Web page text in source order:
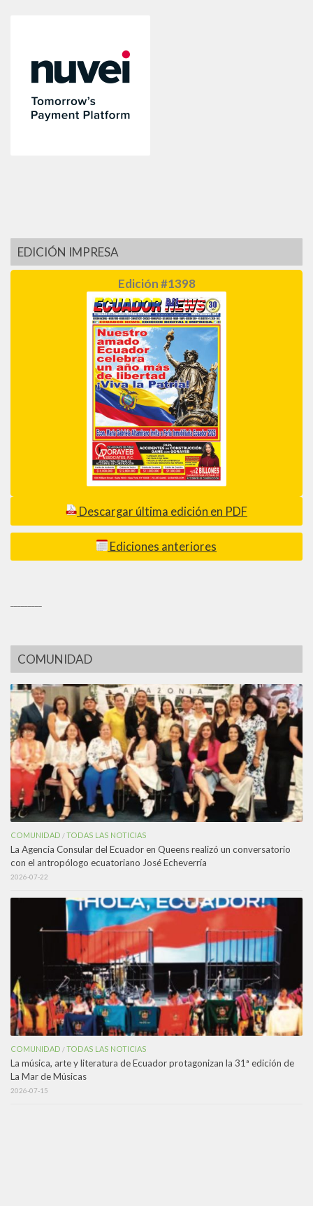
EDICIÓN IMPRESA
Edición #1398
Descargar última edición en PDF
Ediciones anteriores
COMUNIDAD
COMUNIDAD /TODAS LAS NOTICIAS
La Agencia Consular del Ecuador en Queens realizó un conversatorio
con el antropólogo ecuatoriano José Echeverría
2026-07-22
COMUNIDAD /TODAS LAS NOTICIAS
La música, arte y literatura de Ecuador protagonizan la 31ª edición de
La Mar de Músicas
2026-07-15